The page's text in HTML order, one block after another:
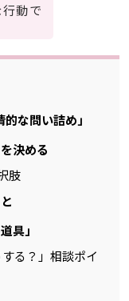
動で
な問い詰め」
決める
肢
具」
る？」相談ポイ